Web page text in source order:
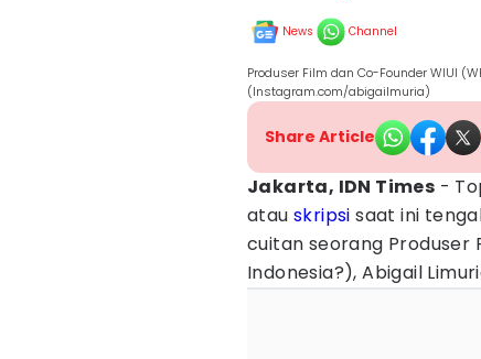
News Channel
Produser Film dan Co-Founder WIUI
(Instagram.com/abigailmuria)
Share Article
Jakarta, IDN Times -
atau skripsi saat ini
cuitan seorang Produser
Indonesia?), Abigail